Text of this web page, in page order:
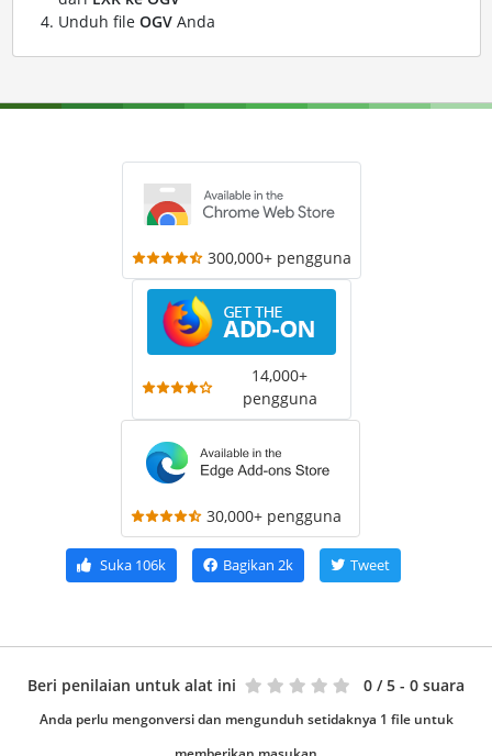
Unduh file OGVAnda
300,000+ pengguna
14,000+
pengguna
30,000+ pengguna
Suka106k Bagikan 2k Tweet
Beri penilaian untuk alat ini 0 / 5 - 0 suara
Anda perlu mengonversi dan mengunduh setidaknya 1 file untuk